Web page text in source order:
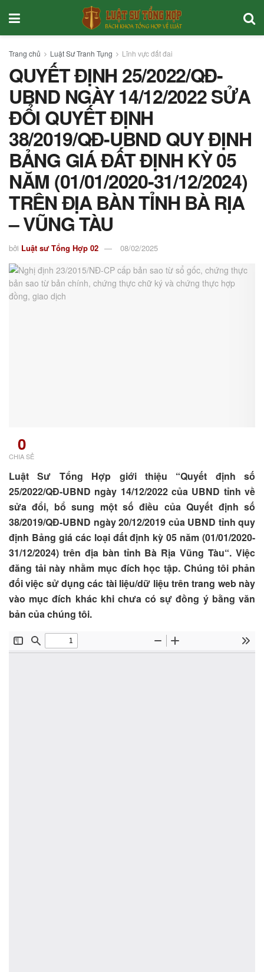
Trang chủ Luật Sư Tranh Tụng Lĩnh vực đất đai
QUYẾT ĐỊNH 25/2022/QĐ-
UBND NGÀY 14/12/2022 SỬA
ĐỔI QUYẾT ĐỊNH
38/2019/QĐ-UBND QUY ĐỊNH
BẢNG GIÁ ĐẤT ĐỊNH KỲ 05
NĂM (01/01/2020-31/12/2024)
TRÊN ĐỊA BÀN TỈNH BÀ RỊA
– VŨNG TÀU
bởi Luật sư Tổng Hợp 02 08/02/2025
0
CHIA SẺ
Luật Sư Tổng Hợp giới thiệu “Quyết định số
25/2022/QĐ-UBND ngày 14/12/2022 của UBND tỉnh về
sửa đổi, bổ sung một số điều của Quyết định số
38/2019/QĐ-UBND ngày 20/12/2019 của UBND tỉnh quy
định Bảng giá các loại đất định kỳ 05 năm (01/01/2020-
31/12/2024) trên địa bàn tỉnh Bà Rịa Vũng Tàu“. Việc
đăng tải này nhằm mục đích học tập. Chúng tôi phản
đối việc sử dụng các tài liệu/dữ liệu trên trang web này
vào mục đích khác khi chưa có sự đồng ý bằng văn
bản của chúng tôi.